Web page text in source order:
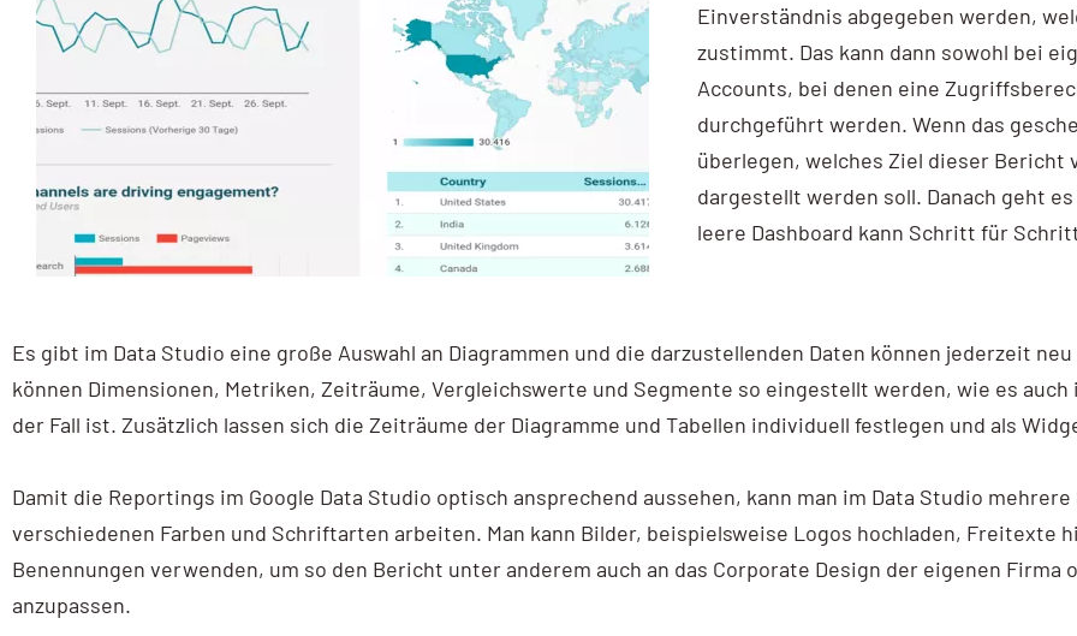
Einverständnis abgegeben werden,
zustimmt. Das kann dann sowohl bei
Accounts, bei denen eine
durchgeführt werden. Wenn das
überlegen, welches Ziel dieser Bericht
dargestellt werden soll. Danach geht
leere Dashboard kann Schritt für
Es gibt im Data Studio eine große Auswahl an Diagrammen und die darzustellenden Daten können jederzeit
können Dimensionen, Metriken, Zeiträume, Vergleichswerte und Segmente so eingestellt werden, wie es
der Fall ist. Zusätzlich lassen sich die Zeiträume der Diagramme und Tabellen individuell festlegen und als
Damit die Reportings im Google Data Studio optisch ansprechend aussehen, kann man im Data Studio
verschiedenen Farben und Schriftarten arbeiten. Man kann Bilder, beispielsweise Logos hochladen, Freitexte
Benennungen verwenden, um so den Bericht unter anderem auch an das Corporate Design der eigenen Firma
anzupassen.